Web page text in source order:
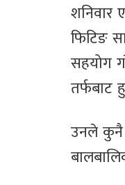
शनिवार
फिटिङ
सहयोग
तर्फबाट
उनले कुनै